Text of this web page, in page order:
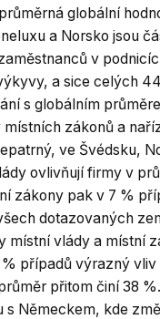
globální
a Norsko jsou
v
a sice celých
s globálním
zákonů a
ve Švédsku,
ovlivňují firmy v
zákony pak v 7 %
dotazovaných
místní vlády a místní
% případů výrazný vliv
přitom činí 38
s Německem, kde